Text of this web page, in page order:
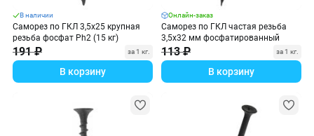
В наличии
Саморез по ГКЛ 3,5х25 крупная
резьба фосфат Ph2 (15 кг)
191 ₽ за 1 кг.
В корзину
Онлайн-заказ
Саморез по ГКЛ частая резьба
3,5х32 мм фосфатированный
113 ₽ за 1 кг.
В корзину